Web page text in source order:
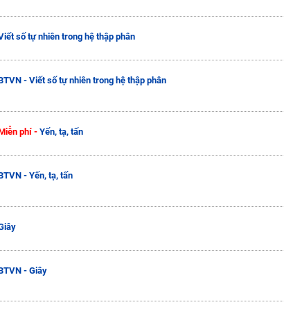
số tự nhiên trong hệ thập phân
- Viết số tự nhiên trong hệ thập phân
phí - Yến, tạ, tấn
- Yến, tạ, tấn
- Giây